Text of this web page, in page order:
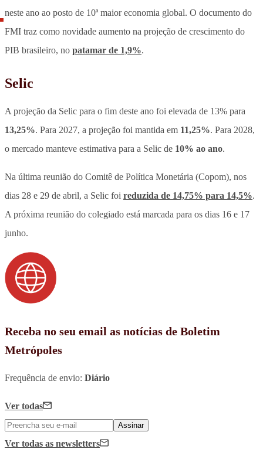
neste ano ao posto de 10ª maior economia global. O documento do
FMI traz como novidade aumento na projeção de crescimento do
PIB brasileiro, no patamar de 1,9%.
Selic
A projeção da Selic para o fim deste ano foi elevada de 13% para
13,25%. Para 2027, a projeção foi mantida em 11,25%. Para 2028,
o mercado manteve estimativa para a Selic de 10% ao ano.
Na última reunião do Comitê de Política Monetária (Copom), nos
dias 28 e 29 de abril, a Selic foi reduzida de 14,75% para 14,5%.
A próxima reunião do colegiado está marcada para os dias 16 e 17
junho.
Receba no seu email as notícias de Boletim
Metrópoles
Frequência de envio: Diário
Ver todas
Assinar
Ver todas as newsletters